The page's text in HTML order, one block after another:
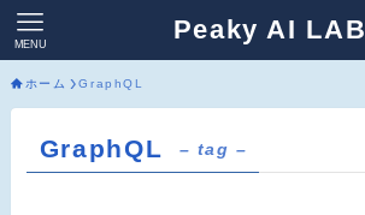
Peaky AI LAB
MENU
ホーム GraphQL
GraphQL – tag –